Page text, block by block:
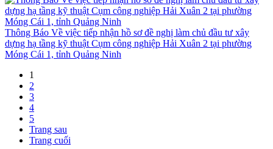
Thông Báo Về việc tiếp nhận hồ sơ đề nghị làm chủ đầu tư xây
dựng hạ tầng kỹ thuật Cụm công nghiệp Hải Xuân 2 tại phường
Móng Cái 1, tỉnh Quảng Ninh
1
2
3
4
5
Trang sau
Trang cuối